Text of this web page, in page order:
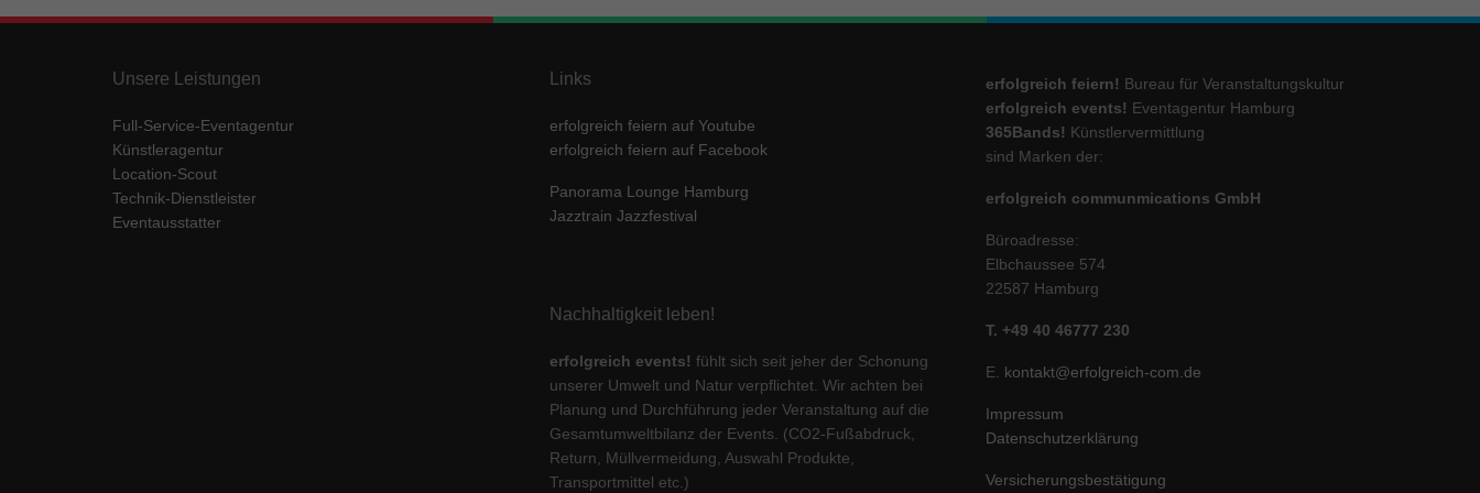
Unsere Leistungen
Full-Service-Eventagentur
Künstleragentur
Location-Scout
Technik-Dienstleister
Eventausstatter
Links
erfolgreich feiern auf Youtube
erfolgreich feiern auf Facebook
Panorama Lounge Hamburg
Jazztrain Jazzfestival
Nachhaltigkeit leben!
erfolgreich events! fühlt sich seit jeher der Schonung
unserer Umwelt und Natur verpflichtet. Wir achten bei
Planung und Durchführung jeder Veranstaltung auf die
Gesamtumweltbilanz der Events. (CO2-Fußabdruck,
Return, Müllvermeidung, Auswahl Produkte,
Transportmittel etc.)
erfolgreich feiern! Bureau für Veranstaltungskultur
erfolgreich events! Eventagentur Hamburg
365Bands! Künstlervermittlung
sind Marken der:
erfolgreich communmications GmbH
Büroadresse:
Elbchaussee 574
22587 Hamburg
T. +49 40 46777 230
E. kontakt@erfolgreich-com.de
Impressum
Datenschutzerklärung
Versicherungsbestätigung